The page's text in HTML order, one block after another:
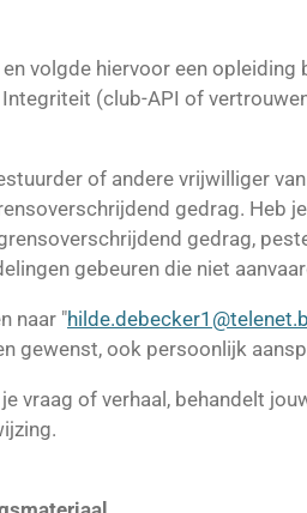
volgde hiervoor een
(club-API of
of andere vrijwilliger
gedrag. Heb
gedrag,
gebeuren die niet
naar "
gewenst, ook persoonlijk
vraag of verhaal, behandelt